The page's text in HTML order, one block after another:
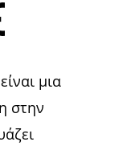
μια
στην